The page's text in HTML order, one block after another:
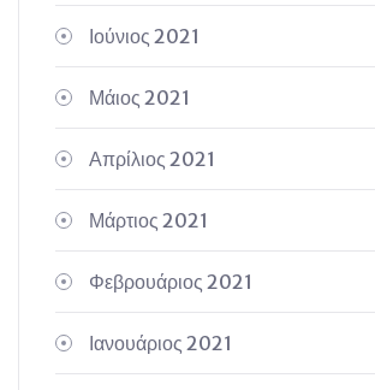
Ιούνιος 2021
Μάιος 2021
Απρίλιος 2021
Μάρτιος 2021
Φεβρουάριος 2021
Ιανουάριος 2021